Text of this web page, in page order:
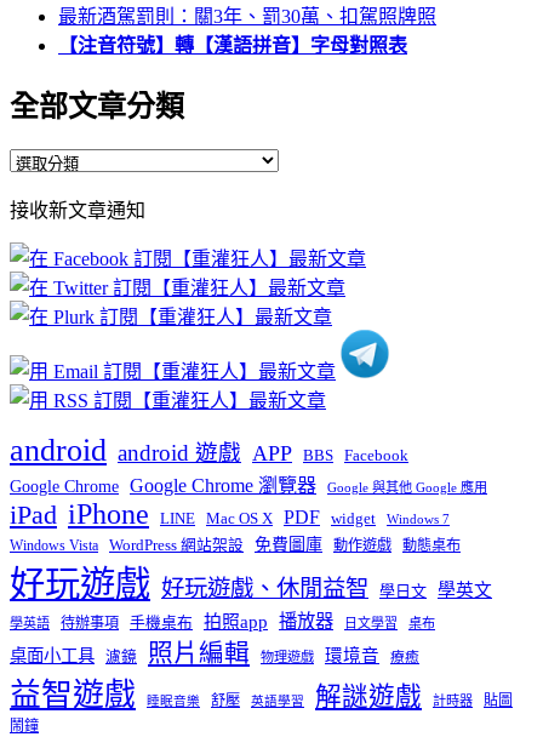
最新酒駕罰則：關3年、罰30萬、扣駕照牌照
【注音符號】轉【漢語拼音】字母對照表
全部文章分類
全
文
章
分
類
接收新文章通知
android android 遊戲 APP BBS Facebook
Google Chrome Google Chrome 瀏覽器 Google 與其他 Google 應用
iPad iPhone LINE Mac OS X PDF widget Windows 7
Windows Vista WordPress 網站架設 免費圖庫 動作遊戲 動態桌布
好玩遊戲 好玩遊戲、休閒益智 學日文 學英文
學英語 待辦事項 手機桌布 拍照app 播放器 日文學習 桌布
桌面小工具 濾鏡 照片編輯 物理遊戲 環境音 療癒
益智遊戲 睡眠音樂 舒壓 英語學習 解謎遊戲 計時器
貼圖
鬧鐘